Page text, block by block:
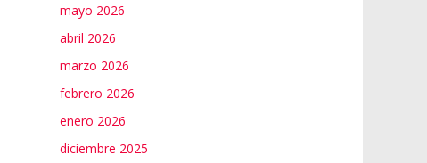
mayo 2026
abril 2026
marzo 2026
febrero 2026
enero 2026
diciembre 2025